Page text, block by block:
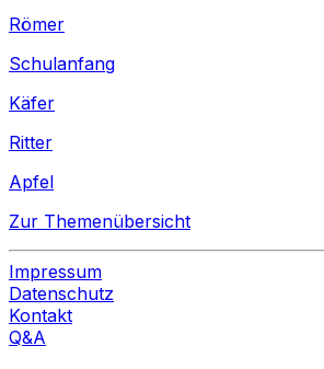
Römer
Schulanfang
Käfer
Ritter
Apfel
Zur Themenübersicht
Impressum
Datenschutz
Kontakt
Q&A